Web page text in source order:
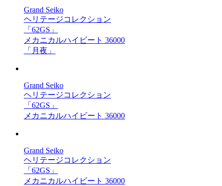
Grand Seiko
ヘリテージコレクション
「62GS」
メカニカルハイビート 36000
「月夜」
Grand Seiko
ヘリテージコレクション
「62GS」
メカニカルハイビート 36000
Grand Seiko
ヘリテージコレクション
「62GS」
メカニカルハイビート 36000